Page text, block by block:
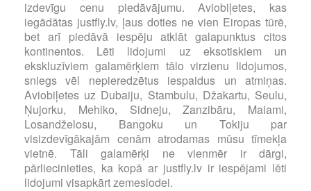
izdevīgu cenu piedāvājumu. Aviobiļetes, kas
iegādātas justfly.lv, ļaus doties ne vien Eiropas tūrē,
bet arī piedāvā iespēju atklāt galapunktus citos
kontinentos. Lēti lidojumi uz eksotiskiem un
ekskluzīviem galamērķiem tālo virzienu lidojumos,
sniegs vēl nepieredzētus iespaidus un atmiņas.
Aviobiļetes uz Dubaiju, Stambulu, Džakartu, Seulu,
Ņujorku, Mehiko, Sidneju, Zanzibāru, Maiami,
Losandželosu, Bangoku un Tokiju par
visizdevīgākajām cenām atrodamas mūsu tīmekļa
vietnē. Tāli galamērķi ne vienmēr ir dārgi,
pārliecinieties, ka kopā ar justfly.lv ir iespējami lēti
lidojumi visapkārt zemeslodei.